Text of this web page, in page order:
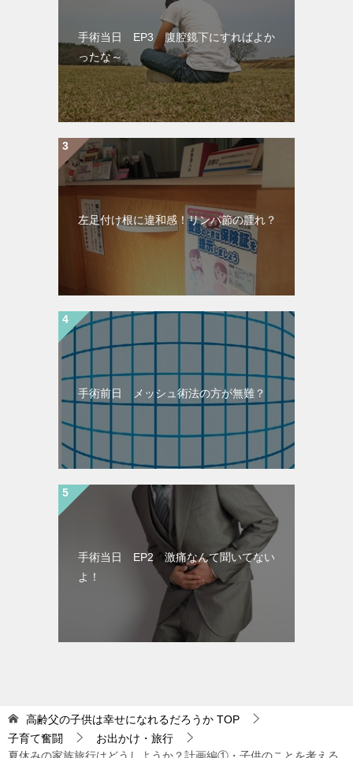
手術当日 EP3 腹腔鏡下にすればよか
ったな～
左足付け根に違和感！リンパ節の腫れ？
手術前日 メッシュ術法の方が無難？
手術当日 EP2 激痛なんて聞いてない
よ！
高齢父の子供は幸せになれるだろうか TOP
子育て奮闘
お出かけ・旅行
夏休みの家族旅行はどうしようか？計画編①・子供のことを考える